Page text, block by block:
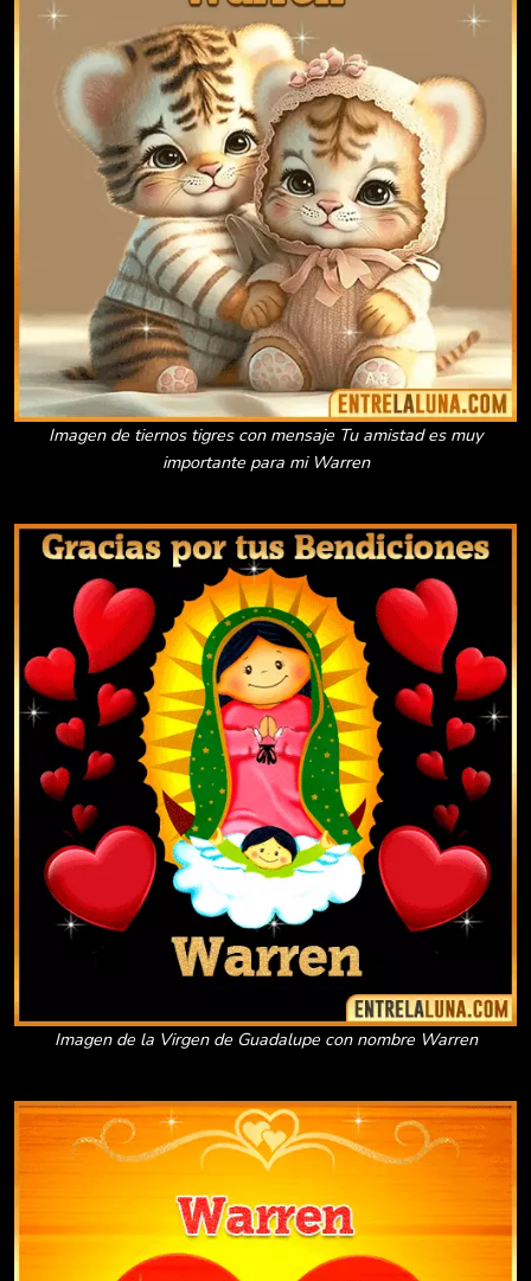
Imagen de tiernos tigres con mensaje Tu amistad es muy
importante para mi Warren
Imagen de la Virgen de Guadalupe con nombre Warren